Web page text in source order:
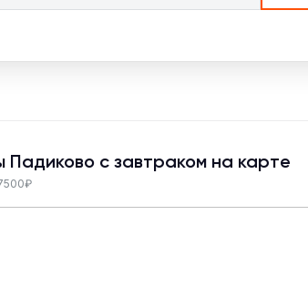
Падиково c завтраком на карте